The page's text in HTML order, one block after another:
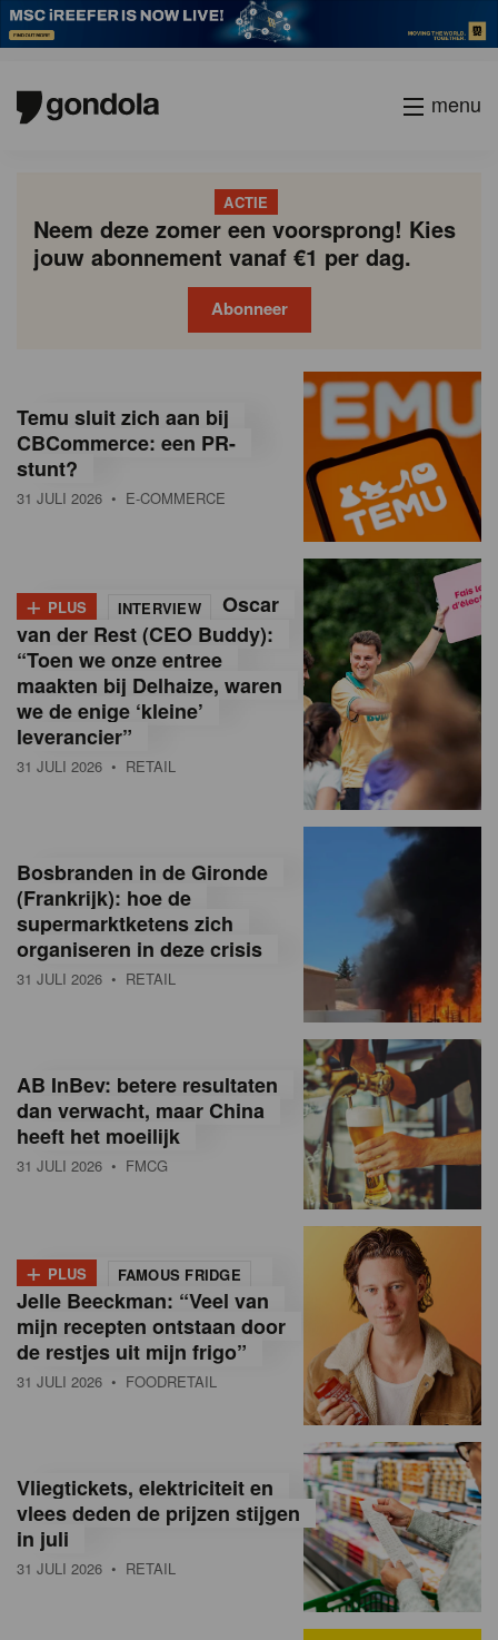
menu
ACTIE
Neem deze zomer een voorsprong! Kies
jouw abonnement vanaf €1 per dag.
Abonneer
o
n
d
a
M
a
g
a
n
e
a
n
B
e
g
ë
Temu sluit zich aan bij
CBCommerce: een PR-
stunt?
31 JULI 2026 • E-COMMERCE
+ PLUS INTERVIEW
Oscar
van der Rest (CEO Buddy):
“Toen we onze entree
maakten bij Delhaize, waren
we de enige ‘kleine’
leverancier”
31 JULI 2026 • RETAIL
Bosbranden in de Gironde
(Frankrijk): hoe de
supermarktketens zich
organiseren in deze crisis
31 JULI 2026 • RETAIL
AB InBev: betere resultaten
dan verwacht, maar China
heeft het moeilijk
31 JULI 2026 • FMCG
+ PLUS FAMOUS FRIDGE
Jelle Beeckman: “Veel van
mijn recepten ontstaan door
de restjes uit mijn frigo”
31 JULI 2026 • FOODRETAIL
Vliegtickets, elektriciteit en
vlees deden de prijzen stijgen
in juli
31 JULI 2026 • RETAIL